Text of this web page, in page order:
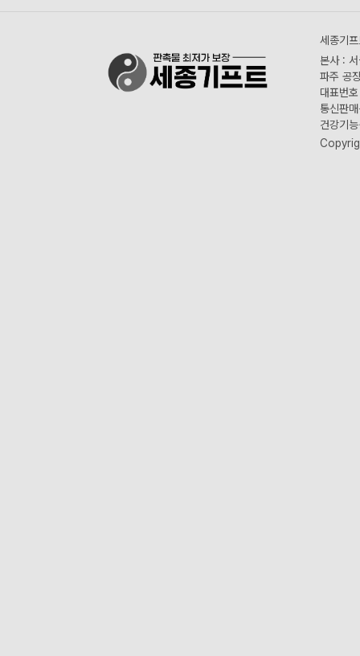
세종기
본사 :
파주 공
대표번
통신판
건강기